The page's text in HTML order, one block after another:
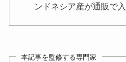
ンドネシア産が通販で
本記事を監修する専門家